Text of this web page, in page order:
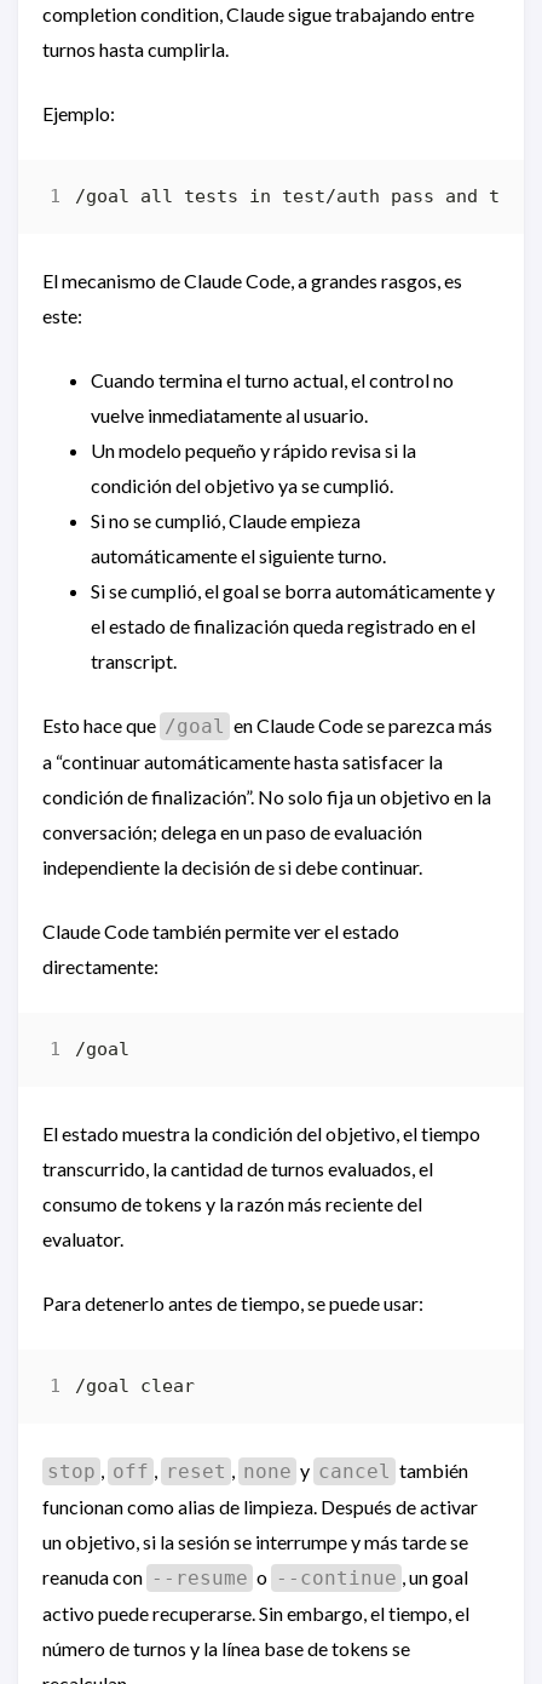
completion condition, Claude sigue trabajando entre
turnos hasta cumplirla.
Ejemplo:
El mecanismo de Claude Code, a grandes rasgos, es
este:
Cuando termina el turno actual, el control no
vuelve inmediatamente al usuario.
Un modelo pequeño y rápido revisa si la
condición del objetivo ya se cumplió.
Si no se cumplió, Claude empieza
automáticamente el siguiente turno.
Si se cumplió, el goal se borra automáticamente y
el estado de finalización queda registrado en el
transcript.
Esto hace que /goal en Claude Code se parezca más
a “continuar automáticamente hasta satisfacer la
condición de finalización”. No solo fija un objetivo en la
conversación; delega en un paso de evaluación
independiente la decisión de si debe continuar.
Claude Code también permite ver el estado
directamente:
El estado muestra la condición del objetivo, el tiempo
transcurrido, la cantidad de turnos evaluados, el
consumo de tokens y la razón más reciente del
evaluator.
Para detenerlo antes de tiempo, se puede usar:
stop , off , reset , none y cancel también
funcionan como alias de limpieza. Después de activar
un objetivo, si la sesión se interrumpe y más tarde se
reanuda con --resume o --continue , un goal
activo puede recuperarse. Sin embargo, el tiempo, el
número de turnos y la línea base de tokens se